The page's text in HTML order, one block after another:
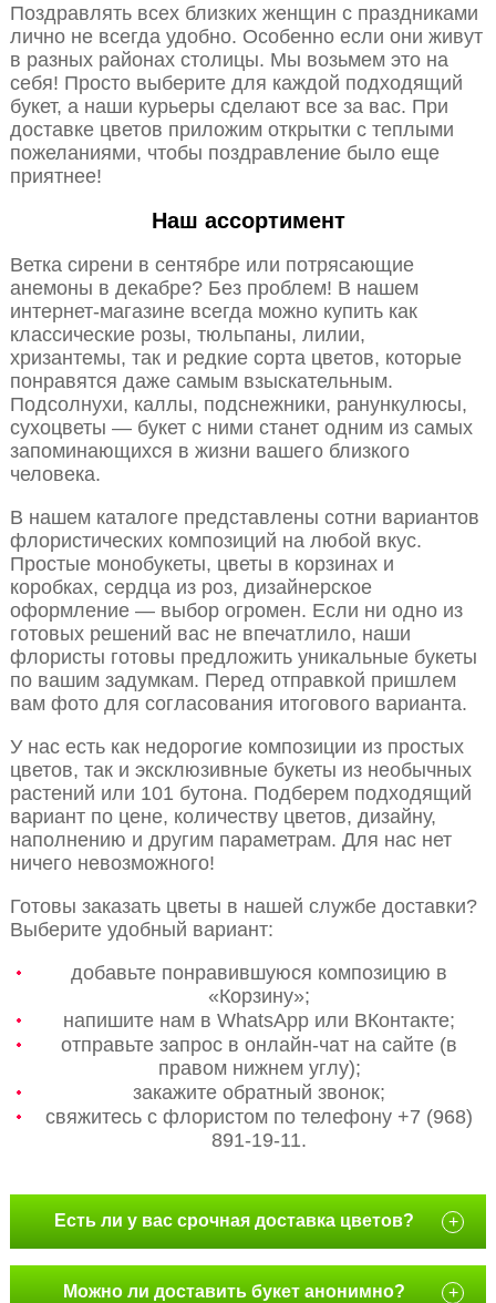
Поздравлять всех близких женщин с праздниками
лично не всегда удобно. Особенно если они живут
в разных районах столицы. Мы возьмем это на
себя! Просто выберите для каждой подходящий
букет, а наши курьеры сделают все за вас. При
доставке цветов приложим открытки с теплыми
пожеланиями, чтобы поздравление было еще
приятнее!
Наш ассортимент
Ветка сирени в сентябре или потрясающие
анемоны в декабре? Без проблем! В нашем
интернет-магазине всегда можно купить как
классические розы, тюльпаны, лилии,
хризантемы, так и редкие сорта цветов, которые
понравятся даже самым взыскательным.
Подсолнухи, каллы, подснежники, ранункулюсы,
сухоцветы — букет с ними станет одним из самых
запоминающихся в жизни вашего близкого
человека.
В нашем каталоге представлены сотни вариантов
флористических композиций на любой вкус.
Простые монобукеты, цветы в корзинах и
коробках, сердца из роз, дизайнерское
оформление — выбор огромен. Если ни одно из
готовых решений вас не впечатлило, наши
флористы готовы предложить уникальные букеты
по вашим задумкам. Перед отправкой пришлем
вам фото для согласования итогового варианта.
У нас есть как недорогие композиции из простых
цветов, так и эксклюзивные букеты из необычных
растений или 101 бутона. Подберем подходящий
вариант по цене, количеству цветов, дизайну,
наполнению и другим параметрам. Для нас нет
ничего невозможного!
Готовы заказать цветы в нашей службе доставки?
Выберите удобный вариант:
добавьте понравившуюся композицию в
«Корзину»;
напишите нам в WhatsApp или ВКонтакте;
отправьте запрос в онлайн-чат на сайте (в
правом нижнем углу);
закажите обратный звонок;
свяжитесь с флористом по телефону +7 (968)
891-19-11.
Есть ли у вас срочная доставка цветов? +
Можно ли доставить букет анонимно? +